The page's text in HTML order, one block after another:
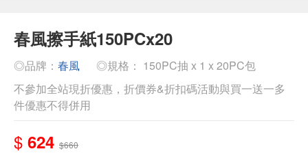
春風擦手紙150PCx20
◎品牌： 春風
◎規格： 150PC抽 x 1 x 20PC包
不參加全站現折優惠，折價券&折扣碼活動與買一送一多
件優惠不得併用
$ 624 $660